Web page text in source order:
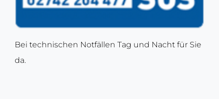
Bei technischen Notfällen Tag und Nacht für Sie
da.